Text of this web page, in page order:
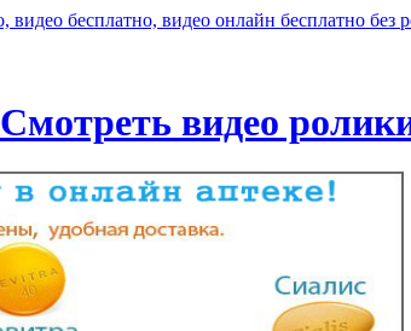
Смотреть видео